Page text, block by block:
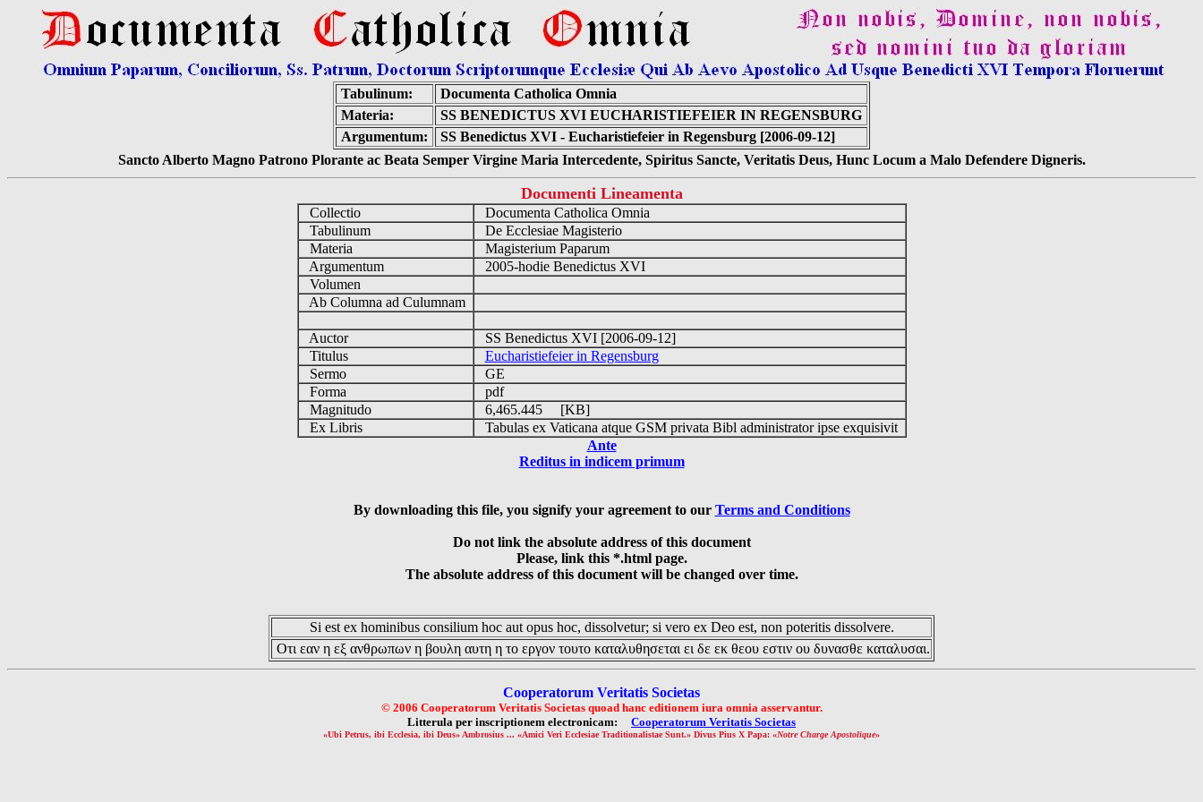
Tabulinum:
Documenta Catholica Omnia
Materia:
SS BENEDICTUS XVI EUCHARISTIEFEIER IN REGENSBURG
Argumentum:
SS Benedictus XVI - Eucharistiefeier in Regensburg [2006-09-12]
Sancto Alberto Magno Patrono Plorante ac Beata Semper Virgine Maria Intercedente, Spiritus Sancte, Veritatis Deus, Hunc Locum a Malo Defendere Digneris.
Documenti Lineamenta
Collectio
Documenta Catholica Omnia
Tabulinum
De Ecclesiae Magisterio
Materia
Magisterium Paparum
Argumentum
2005-hodie Benedictus XVI
Volumen
Ab Columna ad Culumnam
Auctor
SS Benedictus XVI [2006-09-12]
Titulus
Eucharistiefeier in Regensburg
Sermo
GE
Forma
pdf
Magnitudo
6,465.445 [KB]
Ex Libris
Tabulas ex Vaticana atque GSM privata Bibl administrator ipse exquisivit
Ante
Reditus in indicem primum
By downloading this file, you signify your agreement to our Terms and Conditions
Do not link the absolute address of this document
Please, link this *.html page.
The absolute address of this document will be changed over time.
Si est ex hominibus consilium hoc aut opus hoc, dissolvetur; si vero ex Deo est, non poteritis dissolvere.
Οτι εαν η εξ ανθρωπων η βουλη αυτη η το εργον τουτο καταλυθησεται ει δε εκ θεου εστιν ου δυνασθε καταλυσαι.
Cooperatorum Veritatis Societas
© 2006 Cooperatorum Veritatis Societas quoad hanc editionem iura omnia asservantur.
Litterula per inscriptionem electronicam: Cooperatorum Veritatis Societas
«Ubi Petrus, ibi Ecclesia, ibi Deus» Ambrosius ... «Amici Veri Ecclesiae Traditionalistae Sunt.» Divus Pius X Papa: «Notre Charge Apostolique»